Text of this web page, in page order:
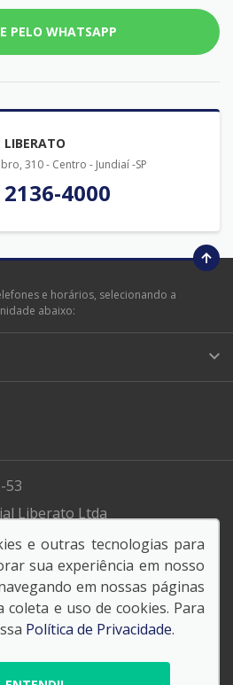
PELO WHATSAPP
LIBERATO
310 - Centro - Jundiaí -SP
4000
e horários, selecionando a
abaixo:
53
Liberato Ltda
de Novembro, 310 - Centro -
e outras tecnologias para
sua experiência em nosso
em nossas páginas
coleta e uso de cookies. Para
Política de Privacidade.